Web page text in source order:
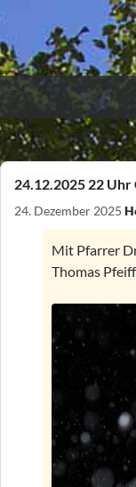
Kultur- und
Suchen
Inhalt
springen
24.12.2025 22
24. Dezember 2025
Mit Pfarrer
Thomas